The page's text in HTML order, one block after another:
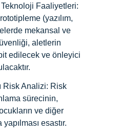
Teknoloji Faaliyetleri:
(yazılım,
mekansal ve
aletlerin
edilecek ve önleyici
sürecinin,
ve diğer
yapılması esastır.